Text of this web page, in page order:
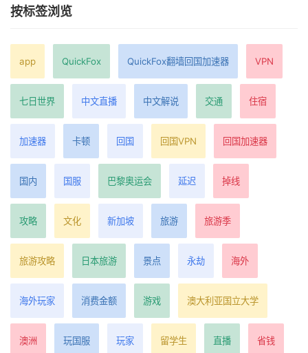
按标签浏览
app QuickFox QuickFox翻墙回国加速器 VPN
七日世界 中文直播 中文解说 交通 住宿
加速器 卡顿 回国 回国VPN 回国加速器
国内 国服 巴黎奥运会 延迟 掉线
攻略 文化 新加坡 旅游 旅游季
旅游攻略 日本旅游 景点 永劫 海外
海外玩家 消费金额 游戏 澳大利亚国立大学
澳洲 玩国服 玩家 留学生 直播 省钱